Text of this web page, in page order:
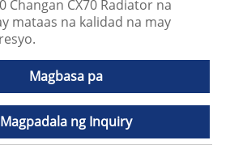
Changan CX70 Radiator na
mataas na kalidad na may
Magbasa pa
Magpadala ng Inquiry